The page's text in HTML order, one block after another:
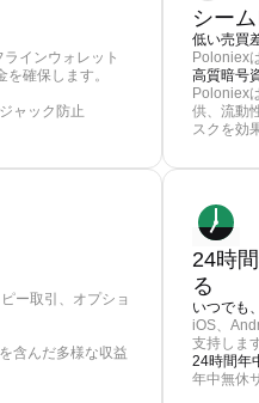
インウォレット
確保します。
ャック防止
シーム
低い売買
Poloniex
高質暗号
Poloniex
供、流動
スクを効
ー取引、オプショ
含んだ多様な収益
24時
る
いつでも
iOS、
支持しま
24時間年
年中無休